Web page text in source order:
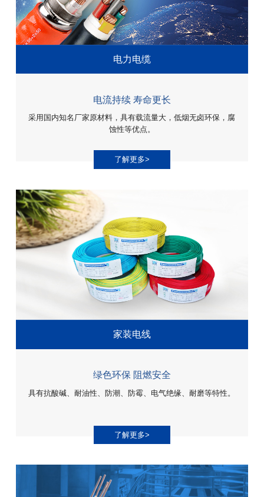
电力电缆
电流持续 寿命更长
采用国内知名厂家原材料，具有载流量大，低烟无卤环保，腐
蚀性等优点。
了解更多>
家装电线
绿色环保 阻燃安全
具有抗酸碱、耐油性、防潮、防霉、电气绝缘、耐磨等特性。
了解更多>